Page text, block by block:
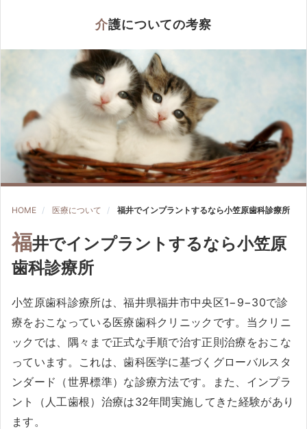
介護についての考察
HOME 医療について 福井でインプラントするなら小笠原歯科診療所
福井でインプラントするなら小笠原
歯科診療所
小笠原歯科診療所は、福井県福井市中央区1−9−30で診
療をおこなっている医療歯科クリニックです。当クリニ
ックでは、隅々まで正式な手順で治す正則治療をおこな
っています。これは、歯科医学に基づくグローバルスタ
ンダード（世界標準）な診療方法です。また、インプラ
ント（人工歯根）治療は32年間実施してきた経験があり
ます。